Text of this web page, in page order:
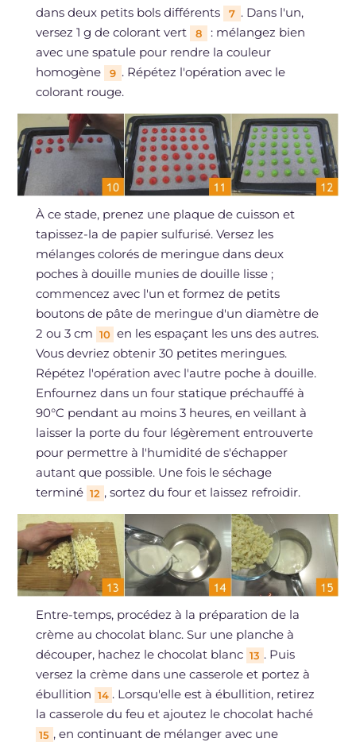
dans deux petits bols différents
7 . Dans l'un,
versez 1 g de colorant vert
8
: mélangez bien
avec une spatule pour rendre la couleur
homogène
9 . Répétez l'opération avec le
colorant rouge.
À ce stade, prenez une plaque de cuisson et
tapissez-la de papier sulfurisé. Versez les
mélanges colorés de meringue dans deux
poches à douille munies de douille lisse ;
commencez avec l'un et formez de petits
boutons de pâte de meringue d'un diamètre de
2 ou 3 cm 10 en les espaçant les uns des autres.
Vous devriez obtenir 30 petites meringues.
Répétez l'opération avec l'autre poche à douille.
Enfournez dans un four statique préchauffé à
90°C pendant au moins 3 heures, en veillant à
laisser la porte du four légèrement entrouverte
pour permettre à l'humidité de s'échapper
autant que possible. Une fois le séchage
terminé 12 , sortez du four et laissez refroidir.
Entre-temps, procédez à la préparation de la
crème au chocolat blanc. Sur une planche à
découper, hachez le chocolat blanc 13 . Puis
versez la crème dans une casserole et portez à
ébullition 14 . Lorsqu'elle est à ébullition, retirez
la casserole du feu et ajoutez le chocolat haché
15 , en continuant de mélanger avec une